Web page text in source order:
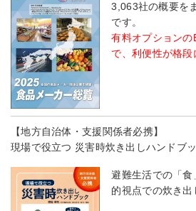
3,063社の概要を
です。
有料オプション
で、利便性が格段
【地方自治体・支援関係者必携】
現場で役立つ 災害時炊き出しハンドブ
避難生活での「
的視点での炊き